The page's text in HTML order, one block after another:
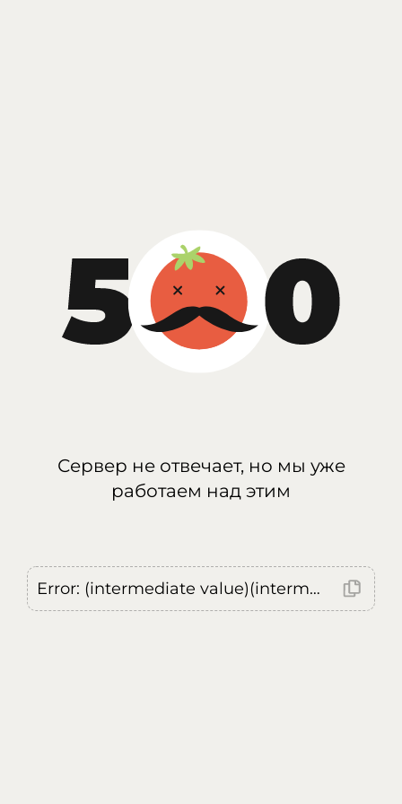
Сервер не отвечает, но мы уже
работаем над этим
Error: (intermediate value)(intermediate value)(intermediate value).replaceAll is not a function